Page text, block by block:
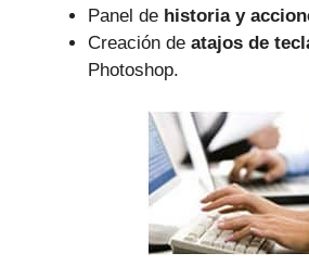
Panel de historia y
Creación‌ de atajos de
Photoshop.